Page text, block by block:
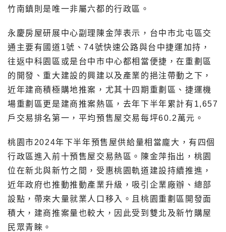
竹南鎮則是唯一非屬六都的行政區。
永慶房屋研展中心副理陳金萍表示，台中市北屯區交
通主要有國道1號、74號快速公路與台中捷運加持，
往返中科園區或是台中市中心都相當便捷，在重劃區
的開發、重大建設的興建以及產業的挹注帶動之下，
近年建商積極購地推案，尤其十四期重劃區、捷運機
場重劃區更是建商推案熱區，去年下半年累計有1,657
戶交易排名第一，平均預售屋交易每坪60.2萬元。
桃園市2024年下半年預售屋供給量相當龐大，有四個
行政區進入前十預售屋交易熱區。陳金萍指出，桃園
位在新北與新竹之間，受惠桃園軌道建設持續推進，
近年政府也推動推動產業升級，吸引企業廠辦、總部
設點，帶來大量就業人口移入。且桃園重劃區開發面
積大，建商推案量也較大，因此受到雙北及新竹購屋
民眾青睞。